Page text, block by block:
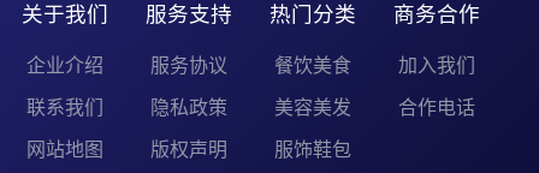
关于我们
企业介绍
联系我们
网站地图
服务支持
服务协议
隐私政策
版权声明
热门分类
餐饮美食
美容美发
服饰鞋包
商务合作
加入我们
合作电话